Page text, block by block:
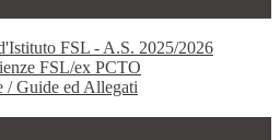
FSL - A.S. 2025/2026
FSL/ex PCTO
/ Guide ed Allegati